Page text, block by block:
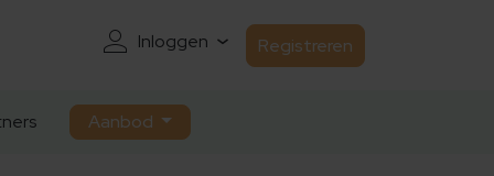
Inloggen Registreren
Aanbod